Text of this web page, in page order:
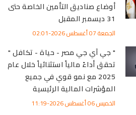
أوضاع صناديق التأمين الخاصة حتى
31 ديسمبر المقبل
الجمعة 07 أغسطس 2026-02:01
" جي آي جي مصر - حياة - تكافل "
تحقق أداءً مالياً استثنائياً خلال عام
2025 مع نمو قوي في جميع
المؤشرات المالية الرئيسية
الخميس 06 أغسطس 2026-11:19